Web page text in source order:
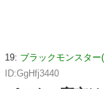
19: ブラックモンスター
ID:GgHfj3440